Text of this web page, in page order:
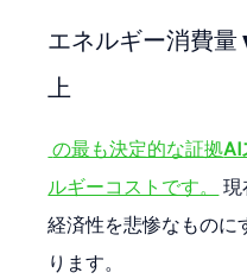
エネルギー消費
上
の最も決定的な証拠AI
ルギーコストです。
経済性を悲惨なものに
ります。